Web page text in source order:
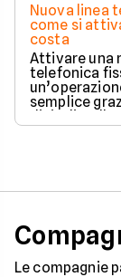
Nuova linea
come si
costa
Attivare una
telefonica
semplice
digitali e alle
integrate
Le compagnie